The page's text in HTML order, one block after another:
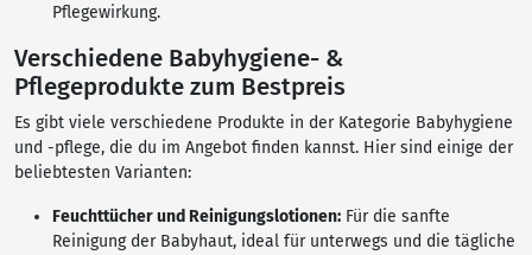
Pflegewirkung.
Verschiedene Babyhygiene- &
Pflegeprodukte zum Bestpreis
Es gibt viele verschiedene Produkte in der Kategorie Babyhygiene
und -pflege, die du im Angebot finden kannst. Hier sind einige der
beliebtesten Varianten:
Feuchttücher und Reinigungslotionen: Für die sanfte
Reinigung der Babyhaut, ideal für unterwegs und die tägliche